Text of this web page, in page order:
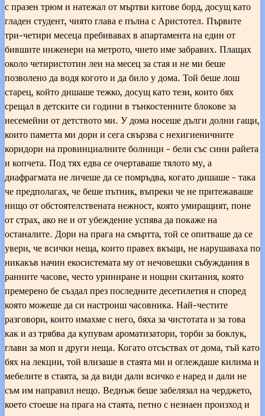
с празен трюм и натежал от мъртви китове борд, досущ като
гладен студент, чиято глава е пълна с Аристотел. Първите
три-четири месеца пребивавах в апартамента на един от
бившите инженери на метрото, чието име забравих. Плащах
около четиристотин леи на месец за стая и не ми беше
позволено да водя когото и да било у дома. Той беше лош
старец, който дишаше тежко, досущ като тези, които бях
срещал в детските си години в тънкостенните блокове за
несемейни от детството ми. У дома носеше дълги долни гащи,
които паметта ми дори и сега свързва с нехигиеничните
коридори на провинциалните болници - бели със сини райета
и копчета. Под тях едва се очертаваше тялото му, а
диафрагмата не личеше да се помръдва, когато дишаше - така
че предполагах, че беше пътник, въпреки че не притежаваше
нищо от обстоятелствената нежност, която умиращият, поне
от страх, ако не и от убеждение успява да покаже на
останалите. Дори на прага на смъртта, той се опитваше да се
увери, че всички неща, които правех вкъщи, не нарушаваха по
никакъв начин екосистемата му от нечовешки събуждания в
ранните часове, често уриниране и нощни скитания, която
премерено бе създал през последните десетилетия и според
която можеше да си настроиш часовника. Най-честите
разговори, които имахме с него, бяха за чистотата и за това
как и аз трябва да купувам ароматизатори, торби за боклук,
глави за моп и други неща. Когато отсъствах от дома, тъй като
бях на лекции, той влизаше в стаята ми и оглеждаше килима и
мебелите в стаята, за да види дали всичко е наред и дали не
съм им направил нещо. Веднъж беше забелязал на черджето,
което стоеше на прага на стаята, петно с незнаен произход и